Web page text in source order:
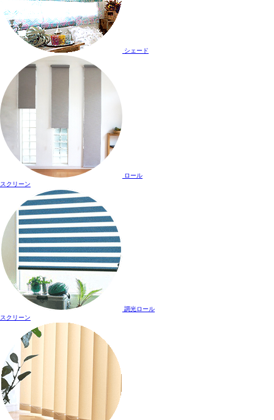
シェード
ロール
スクリーン
調光ロール
スクリーン